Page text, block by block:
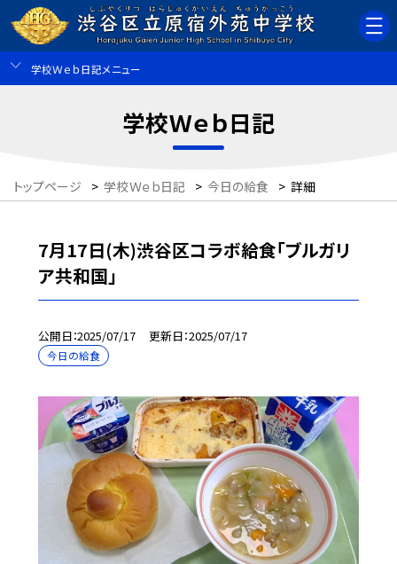
学校Ｗｅｂ日記メニュー
学校Ｗｅｂ日記
トップページ > 学校Ｗｅｂ日記 > 今日の給食 > 詳細
7月17日(木)渋谷区コラボ給食「ブルガリ
ア共和国」
公開日 2025/07/17 更新日 2025/07/17
今日の給食